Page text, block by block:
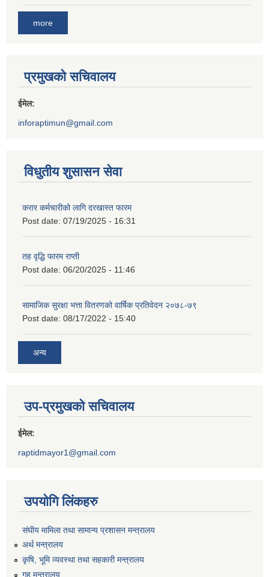
more
प्रमुखको सचिवालय
ईमेल:
inforaptimun@gmail.com
विधुतीय शुसासन सेवा
करार कर्मचारीको लागि दरखास्त फारम
Post date: 07/19/2025 - 16:31
तह वृद्धि फारम राप्ती
Post date: 06/20/2025 - 11:46
सामाजिक सुरक्षा भत्ता वितरणको वार्षिक प्रतिवेदन २०७८-७९
Post date: 08/17/2022 - 15:40
अन्य
उप-प्रमुखको सचिवालय
ईमेल:
raptidmayor1@gmail.com
उपयोगि लिंकहरु
संघीय मामिला तथा सामान्य प्रशासन मन्त्रालय
अर्थ मन्त्रालय
कृषि, भूमि व्यवस्था तथा सहकारी मन्त्रालय
गृह मन्त्रालय